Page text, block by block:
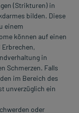
(Strikturen) in
bilden. Diese
einem
können auf einen
in
Schmerzen. Falls
im Bereich des
unverzüglich ein
oder